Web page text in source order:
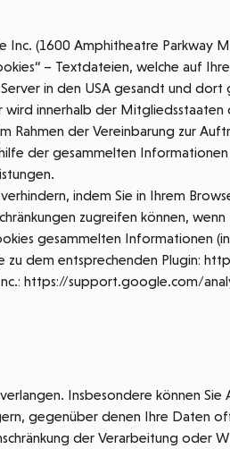
(1600 Amphitheatre Parkway
– Textdateien, welche auf
in den USA gesandt und dort
innerhalb der Mitgliedsstaaten
Rahmen der Vereinbarung zur
der gesammelten
indem Sie in Ihrem
zugreifen können, wenn
gesammelten Informationen
dem entsprechenden Plugin:
https://support.google.com/
Insbesondere können
gegenüber denen Ihre Daten
der Verarbeitung oder